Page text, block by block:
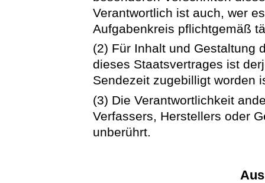
Verantwortlich ist auch, wer
Aufgabenkreis pflichtgemäß
(2) Für Inhalt und Gestaltung
dieses Staatsvertrages ist
Sendezeit zugebilligt worden
(3) Die Verantwortlichkeit
Verfassers, Herstellers oder
unberührt.